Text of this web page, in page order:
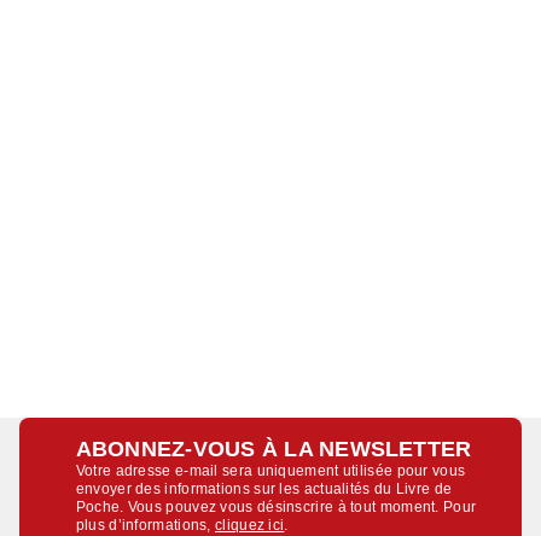
ABONNEZ-VOUS À LA NEWSLETTER
Votre adresse e-mail sera uniquement utilisée pour vous
envoyer des informations sur les actualités du Livre de
Poche. Vous pouvez vous désinscrire à tout moment. Pour
plus d’informations,cliquez ici.